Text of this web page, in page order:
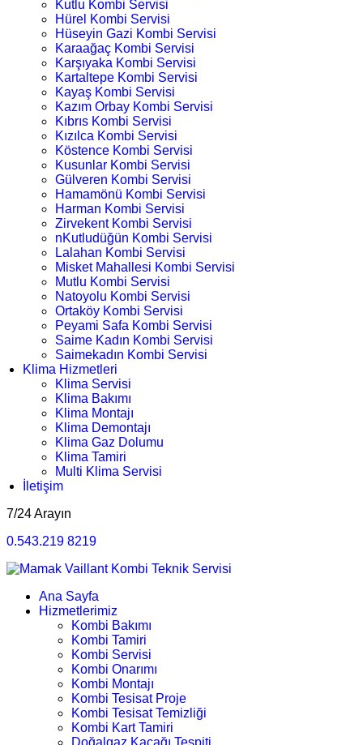
Kutlu Kombi Servisi
Hürel Kombi Servisi
Hüseyin Gazi Kombi Servisi
Karaağaç Kombi Servisi
Karşıyaka Kombi Servisi
Kartaltepe Kombi Servisi
Kayaş Kombi Servisi
Kazım Orbay Kombi Servisi
Kıbrıs Kombi Servisi
Kızılca Kombi Servisi
Köstence Kombi Servisi
Kusunlar Kombi Servisi
Gülveren Kombi Servisi
Hamamönü Kombi Servisi
Harman Kombi Servisi
Zirvekent Kombi Servisi
nKutludüğün Kombi Servisi
Lalahan Kombi Servisi
Misket Mahallesi Kombi Servisi
Mutlu Kombi Servisi
Natoyolu Kombi Servisi
Ortaköy Kombi Servisi
Peyami Safa Kombi Servisi
Saime Kadın Kombi Servisi
Saimekadın Kombi Servisi
Klima Hizmetleri
Klima Servisi
Klima Bakımı
Klima Montajı
Klima Demontajı
Klima Gaz Dolumu
Klima Tamiri
Multi Klima Servisi
İletişim
7/24 Arayın
0.543.219 8219
Ana Sayfa
Hizmetlerimiz
Kombi Bakımı
Kombi Tamiri
Kombi Servisi
Kombi Onarımı
Kombi Montajı
Kombi Tesisat Proje
Kombi Tesisat Temizliği
Kombi Kart Tamiri
Doğalgaz Kaçağı Tespiti